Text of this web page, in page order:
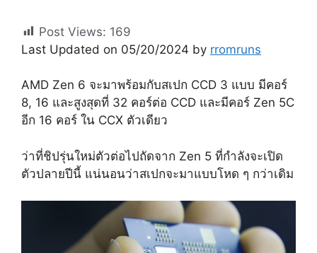
Post Views: 169
Last Updated on 05/20/2024 by rromruns
AMD Zen 6 จะมาพร้อมกับสเปก CCD 3 แบบ มีคอร์
8, 16 และสูงสุดที่ 32 คอร์ต่อ CCD และมีคอร์ Zen 5C
อีก 16 คอร์ ใน CCX ตัวเดียว
ว่าที่ชิปรุ่นใหม่ตัวต่อไปถัดจาก Zen 5 ที่กำลังจะเปิด
ตัวปลายปีนี้ แน่นอนว่าสเปกจะมาแบบโหด ๆ กว่าเดิม